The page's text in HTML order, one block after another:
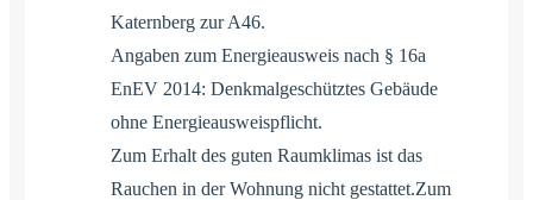
Katernberg zur A46.
Angaben zum Energieausweis nach § 16a
EnEV 2014: Denkmalgeschütztes Gebäude
ohne Energieausweispflicht.
Zum Erhalt des guten Raumklimas ist das
Rauchen in der Wohnung nicht gestattet.Zum